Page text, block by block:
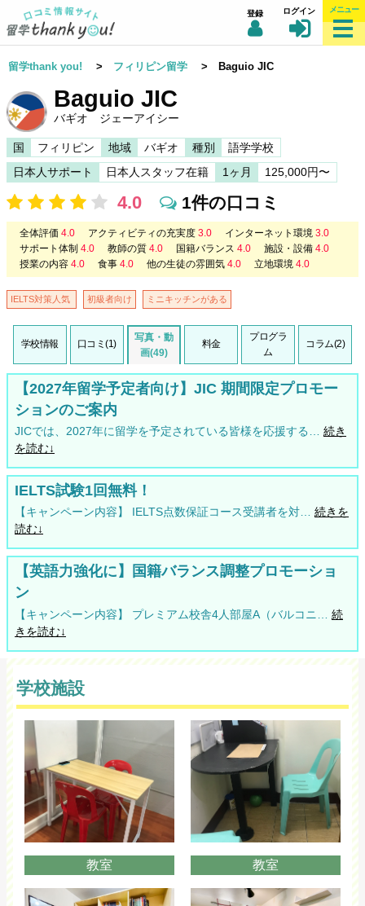
登録 ログイン メニュー
留学thank you! > フィリピン留学 > Baguio JIC
Baguio JIC
バギオ ジェーアイシー
国 フィリピン 地域 バギオ 種別
語学学校
日本人サポート
日本人スタッフ在籍 1ヶ月 125,000円〜
4.0 1件の口コミ
全体評価 4.0 アクティビティの充実度 3.0 インターネット環境 3.0
サポート体制 4.0 教師の質 4.0 国籍バランス 4.0 施設・設備 4.0
授業の内容 4.0 食事 4.0 他の生徒の雰囲気 4.0 立地環境 4.0
IELTS対策人気 初級者向け ミニキッチンがある
学校情報 口コミ(1)
写真・動
画(49)
料金
プログラ
ム
コラム(2)
【2027年留学予定者向け】JIC 期間限定プロモー
ションのご案内
JICでは、2027年に留学を予定されている皆様を応援する… 続き
を読む↓
IELTS試験1回無料！
【キャンペーン内容】 IELTS点数保証コース受講者を対… 続きを
読む↓
【英語力強化に】国籍バランス調整プロモーショ
ン
【キャンペーン内容】 プレミアム校舎4人部屋A（バルコニ… 続
きを読む↓
学校施設
教室 教室